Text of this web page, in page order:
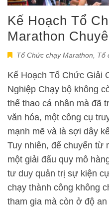
Kế Hoạch Tổ
Marathon
Tổ Chức chạy Marathon Tổ
Kế Hoạch Tổ Chức Giải
Nghiệp Chạy bộ không
thể thao cá nhân mà đã
văn hóa, một công cụ
mạnh mẽ và là sợi dây
Tuy nhiên, để chuyển từ
một giải đấu quy mô
tư duy quản trị sự kiện
chạy thành công không
tham gia mà còn ở độ